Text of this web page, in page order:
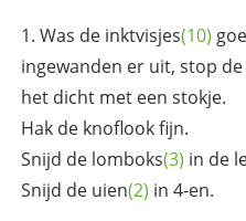
Was de inktvisjes(10)
ingewanden er uit, stop
het dicht met een stokje.
Hak de knoflook fijn.
Snijd de lomboks(3) in de
Snijd de uien(2) in 4-en.